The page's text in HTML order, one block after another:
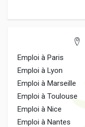
Emploi à Paris
Emploi à Lyon
Emploi à Marseille
Emploi à Toulouse
Emploi à Nice
Emploi à Nantes